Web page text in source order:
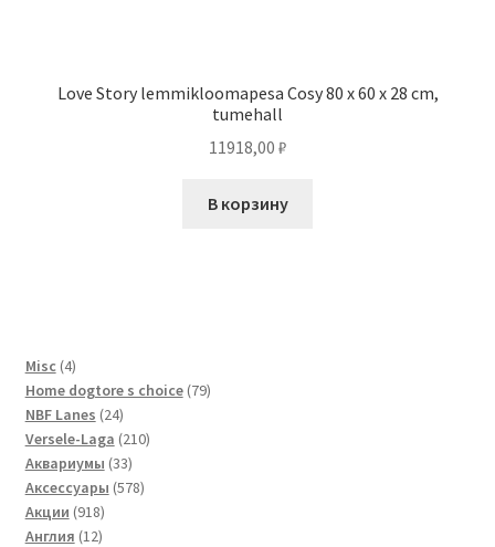
Love Story lemmikloomapesa Cosy 80 x 60 x 28 cm,
tumehall
11918,00 ₽
В корзину
Misc 44
товара
Home dogtore s choice 7979
NBF Lanes 2424
товара
Versele-Laga 210210
Аквариумы 3333
товара
Аксессуары 578578
Акции 918918
товаров
Англия 1212